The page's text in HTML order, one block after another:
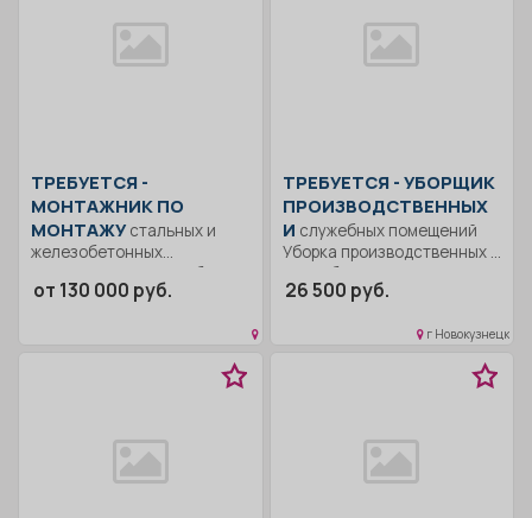
ТРЕБУЕТСЯ -
МОНТАЖНИК ПО
МОНТАЖУстальных и
железобетонных
конструкций Опыт работы
по специальности от 2-х...
от 130 000 руб.
ТРЕБУЕТСЯ - УБОРЩИК
ПРОИЗВОДСТВЕННЫХ
И служебных помещений
Уборка производственных и
служебных помещений..
Неполный рабочий день/
26 500 руб.
г Новокузнецк